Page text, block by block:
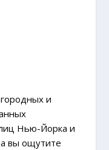
и
Нью-Йорка и
вы ощутите